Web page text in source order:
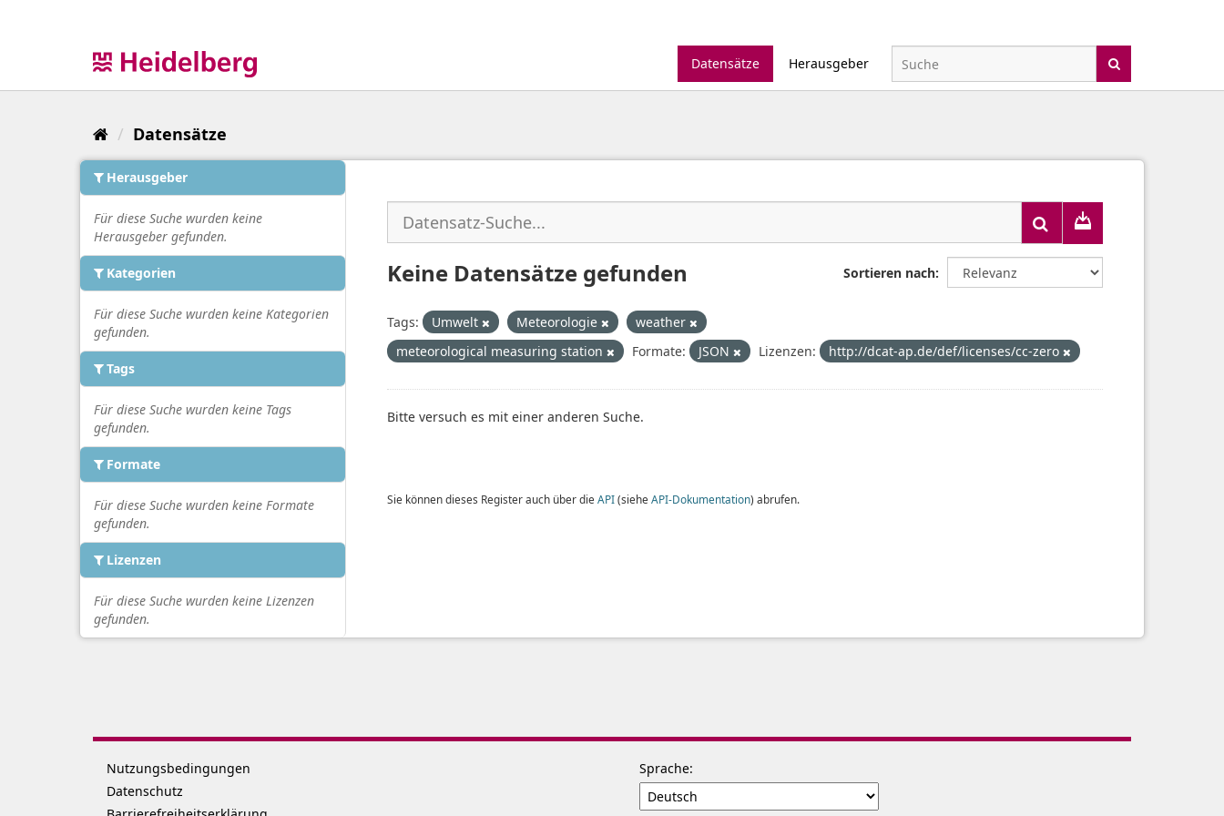
Datensätze
Herausgeber
Datensätze
Herausgeber
Für diese Suche wurden keine
Herausgeber gefunden.
Kategorien
Für diese Suche wurden keine Kategorien
gefunden.
Tags
Für diese Suche wurden keine Tags
gefunden.
Formate
Für diese Suche wurden keine Formate
gefunden.
Lizenzen
Für diese Suche wurden keine Lizenzen
gefunden.
Sortieren nach
Keine Datensätze gefunden
Tags: Umwelt Meteorologie
weather
meteorological measuring station
Formate: JSON Lizenzen: http://dcat-ap.de/def/licenses/cc-zero
Bitte versuch es mit einer anderen Suche.
Sie können dieses Register auch über die API(siehe API-Dokumentation) abrufen.
Nutzungsbedingungen
Datenschutz
Sprache